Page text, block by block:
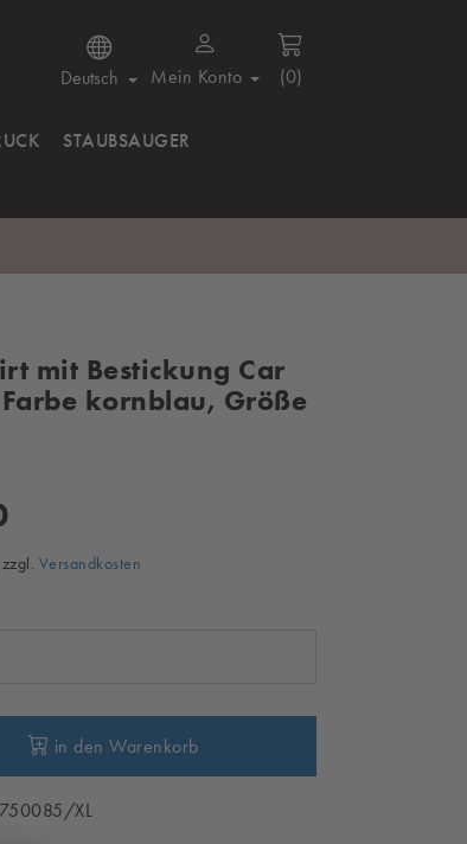
Deutsch Mein Konto (0)
STAUBSAUGER
mit Bestickung Car
kornblau, Größe
Versandkosten
in den Warenkorb
XL